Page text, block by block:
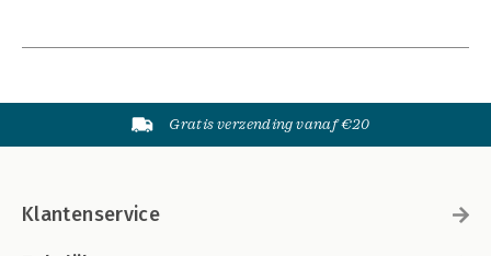
Gratis verzending vanaf €20
Klantenservice